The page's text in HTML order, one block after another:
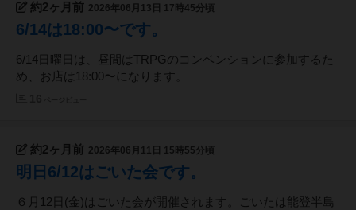
約2ヶ月前 2026年06月13日 17時45分頃
6/14は18:00〜です。
6/14日曜日は、昼間はTRPGのコンベンションに参加するた
め、お店は18:00〜になります。
約2ヶ月前 2026年06月11日 15時55分頃
明日6/12はごいた会です。
６月12日(金)はごいた会が開催されます。ごいたは能登半島